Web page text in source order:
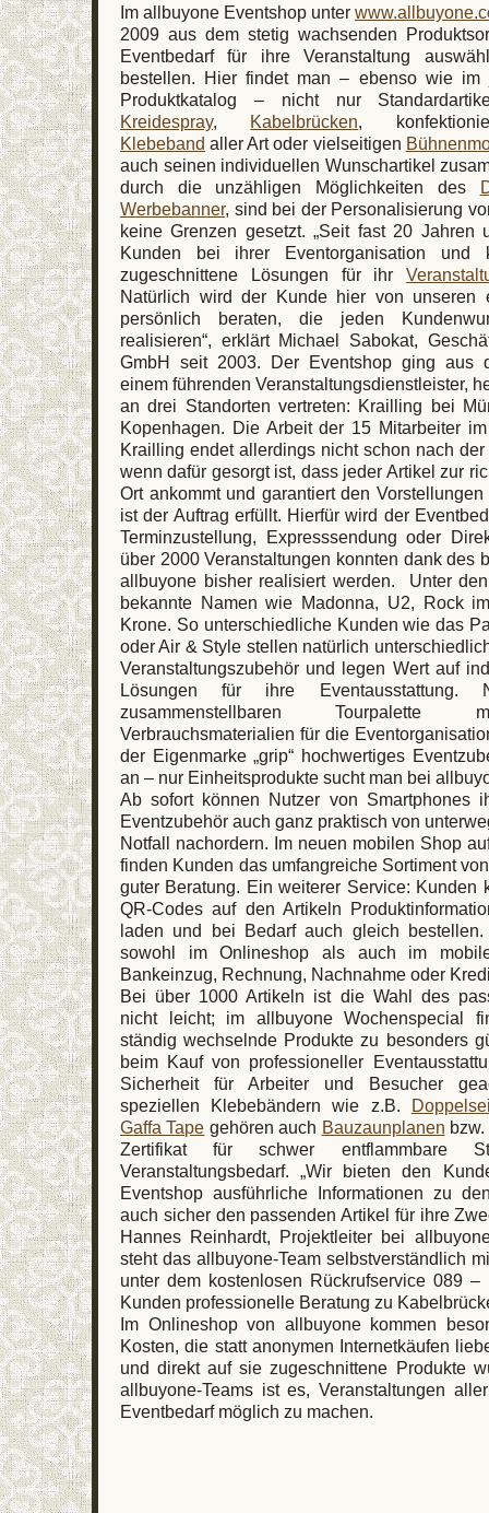
Im allbuyone Eventshop unter
2009 aus dem stetig wachsenden
Eventbedarf für ihre Veranstaltung
bestellen. Hier findet man – ebenso wie im
Produktkatalog – nicht nur
Kreidespray, Kabelbrücken ,
Klebeband aller Art oder vielseitigen
auch seinen individuellen Wunschartikel
durch die unzähligen Möglichkeiten des
Werbebanner, sind bei der Personalisierung
keine Grenzen gesetzt. „Seit fast 20 Jahren
Kunden bei ihrer Eventorganisation und
zugeschnittene Lösungen für ihr
Natürlich wird der Kunde hier von unseren
persönlich beraten, die jeden
realisieren“, erklärt Michael Sabokat,
GmbH seit 2003. Der Eventshop ging aus
einem führenden Veranstaltungsdienstleister,
an drei Standorten vertreten: Krailling bei
Kopenhagen. Die Arbeit der 15 Mitarbeiter
Krailling endet allerdings nicht schon nach
wenn dafür gesorgt ist, dass jeder Artikel zur
Ort ankommt und garantiert den
ist der Auftrag erfüllt. Hierfür wird der
Terminzustellung, Expresssendung oder
über 2000 Veranstaltungen konnten dank des
allbuyone bisher realisiert werden. Unter
bekannte Namen wie Madonna, U2, Rock
Krone. So unterschiedliche Kunden wie das
oder Air & Style stellen natürlich
Veranstaltungszubehör und legen Wert auf
Lösungen für ihre Eventausstattung.
zusammenstellbaren Tourpalette
Verbrauchsmaterialien für die
der Eigenmarke „grip“ hochwertiges
an – nur Einheitsprodukte sucht man bei
Ab sofort können Nutzer von Smartphones
Eventzubehör auch ganz praktisch von
Notfall nachordern. Im neuen mobilen Shop
finden Kunden das umfangreiche Sortiment
guter Beratung. Ein weiterer Service: Kunden
QR-Codes auf den Artikeln
laden und bei Bedarf auch gleich
sowohl im Onlineshop als auch im
Bankeinzug, Rechnung, Nachnahme oder
Bei über 1000 Artikeln ist die Wahl des
nicht leicht; im allbuyone Wochenspecial
ständig wechselnde Produkte zu besonders
beim Kauf von professioneller
Sicherheit für Arbeiter und Besucher
speziellen Klebebändern wie z.B.
Gaffa Tape gehören auch Bauzaunplanen bzw.
Zertifikat für schwer entflammbare
Veranstaltungsbedarf. „Wir bieten den
Eventshop ausführliche Informationen zu
auch sicher den passenden Artikel für ihre
Hannes Reinhardt, Projektleiter bei
steht das allbuyone-Team selbstverständlich
unter dem kostenlosen Rückrufservice 089
Kunden professionelle Beratung zu
Im Onlineshop von allbuyone kommen
Kosten, die statt anonymen Internetkäufen
und direkt auf sie zugeschnittene Produkte
allbuyone-Teams ist es, Veranstaltungen
Eventbedarf möglich zu machen.